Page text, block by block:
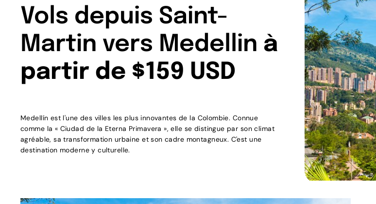
Vols depuis Saint-
Martin vers Medellin à
partir de $159 USD
Medellín est l'une des villes les plus innovantes de la Colombie. Connue
comme la « Ciudad de la Eterna Primavera », elle se distingue par son climat
agréable, sa transformation urbaine et son cadre montagneux. C'est une
destination moderne y culturelle.